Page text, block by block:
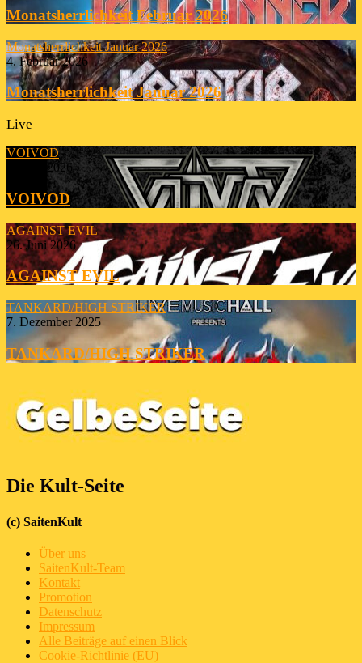
Monatsherrlichkeit Februar 2026
Monatsherrlichkeit Januar 2026
4. Februar 2026
Monatsherrlichkeit Januar 2026
Live
VOIVOD
23. Juli 2026
VOIVOD
AGAINST EVIL
26. Juni 2026
AGAINST EVIL
TANKARD/HIGH STRIKER
7. Dezember 2025
TANKARD/HIGH STRIKER
Die Kult-Seite
(c) SaitenKult
Über uns
SaitenKult-Team
Kontakt
Promotion
Datenschutz
Impressum
Alle Beiträge auf einen Blick
Cookie-Richtlinie (EU)